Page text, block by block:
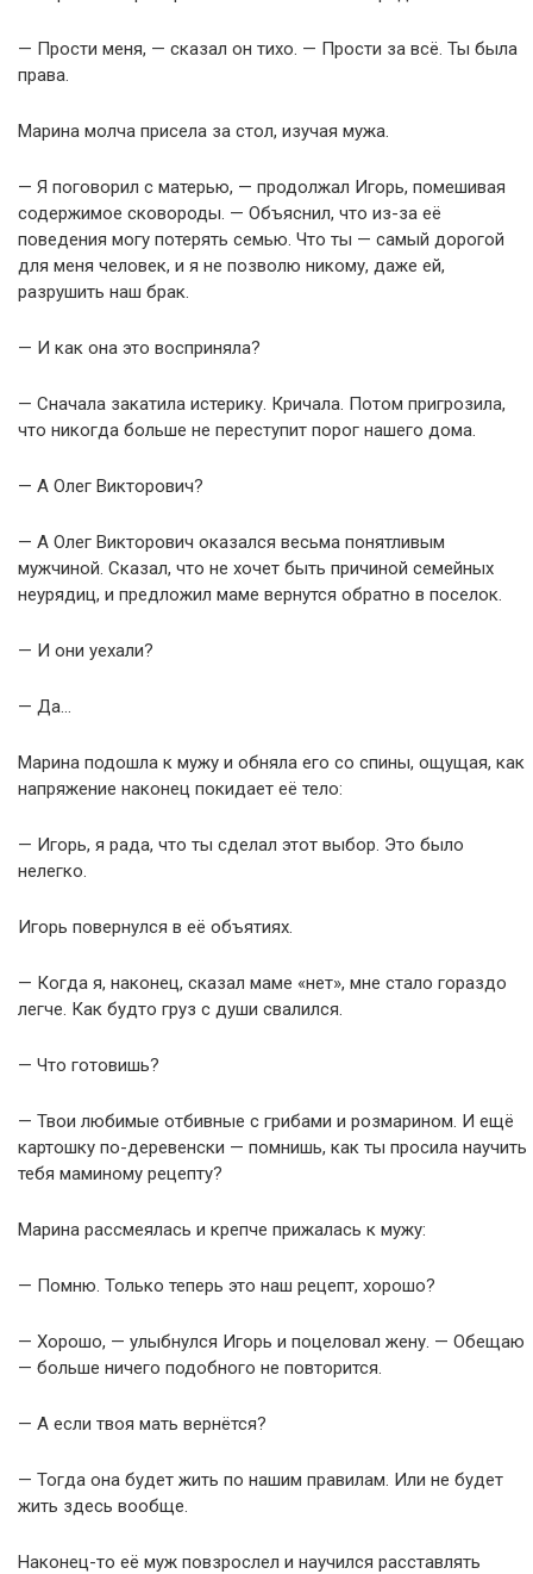
— Прости меня, — сказал он тихо. — Прости за всё. Ты была
права.
Марина молча присела за стол, изучая мужа.
— Я поговорил с матерью, — продолжал Игорь, помешивая
содержимое сковороды. — Объяснил, что из-за её
поведения могу потерять семью. Что ты — самый дорогой
для меня человек, и я не позволю никому, даже ей,
разрушить наш брак.
— И как она это восприняла?
— Сначала закатила истерику. Кричала. Потом пригрозила,
что никогда больше не переступит порог нашего дома.
— А Олег Викторович?
— А Олег Викторович оказался весьма понятливым
мужчиной. Сказал, что не хочет быть причиной семейных
неурядиц, и предложил маме вернутся обратно в поселок.
— И они уехали?
— Да…
Марина подошла к мужу и обняла его со спины, ощущая, как
напряжение наконец покидает её тело:
— Игорь, я рада, что ты сделал этот выбор. Это было
нелегко.
Игорь повернулся в её объятиях.
— Когда я, наконец, сказал маме «нет», мне стало гораздо
легче. Как будто груз с души свалился.
— Что готовишь?
— Твои любимые отбивные с грибами и розмарином. И ещё
картошку по-деревенски — помнишь, как ты просила научить
тебя маминому рецепту?
Марина рассмеялась и крепче прижалась к мужу:
— Помню. Только теперь это наш рецепт, хорошо?
— Хорошо, — улыбнулся Игорь и поцеловал жену. — Обещаю
— больше ничего подобного не повторится.
— А если твоя мать вернётся?
— Тогда она будет жить по нашим правилам. Или не будет
жить здесь вообще.
Наконец-то её муж повзрослел и научился расставлять